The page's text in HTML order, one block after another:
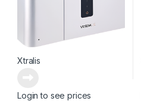
Xtralis
Login to see prices